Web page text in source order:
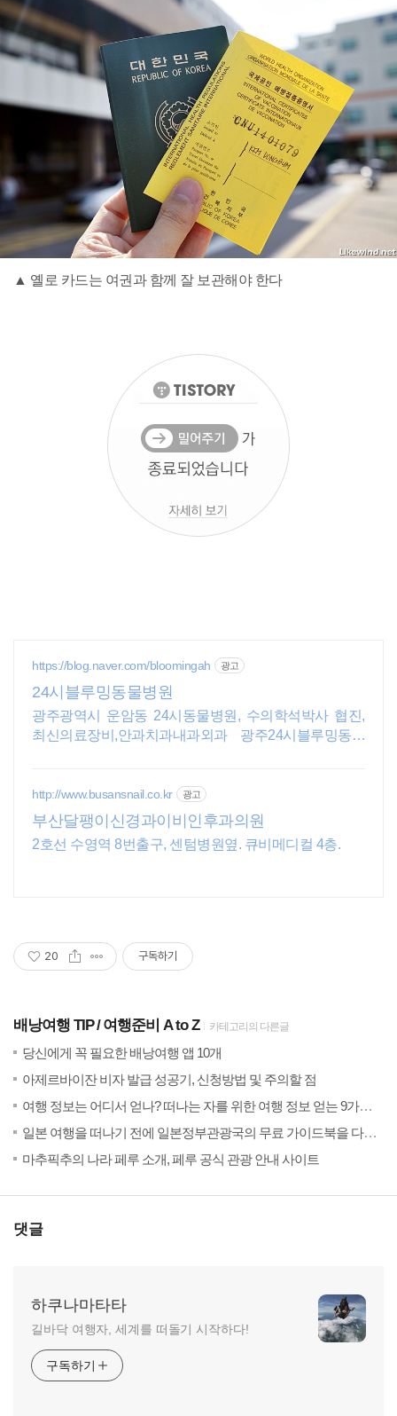
▲ 옐로 카드는 여권과 함께 잘 보관해야 한다
https://blog.naver.com/bloomingah 광고
24시블루밍동물병원
광주광역시 운암동 24시동물병원, 수의학석박사 협진,
최신의료장비,안과치과내과외과 광주24시블루밍동물
http://www.busansnail.co.kr 광고
부산달팽이신경과이비인후과의원
2호선 수영역 8번출구, 센텀병원옆. 큐비메디컬 4층.
20 구독하기
배낭여행 TIP 여행준비 A to Z 카테고리의 다른글
당신에게 꼭 필요한 배낭여행 앱 10개
아제르바이잔 비자 발급 성공기, 신청방법 및 주의할 점
여행 정보는 어디서 얻나? 떠나는 자를 위한 여행 정보 얻는 9가지 방법
일본 여행을 떠나기 전에 일본정부관광국의 무료 가이드북을 다운 받자
마추픽추의 나라 페루 소개, 페루 공식 관광 안내 사이트
댓글
하쿠나마타타
길바닥 여행자, 세계를 떠돌기 시작하다!
구독하기